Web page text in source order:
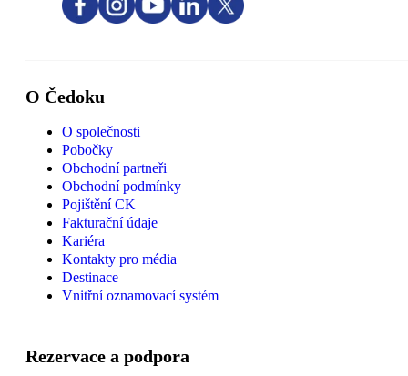
O Čedoku
O společnosti
Pobočky
Obchodní partneři
Obchodní podmínky
Pojištění CK
Fakturační údaje
Kariéra
Kontakty pro média
Destinace
Vnitřní oznamovací systém
Rezervace a podpora